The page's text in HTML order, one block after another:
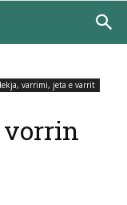
varrimi, jeta e varrit
vorrin